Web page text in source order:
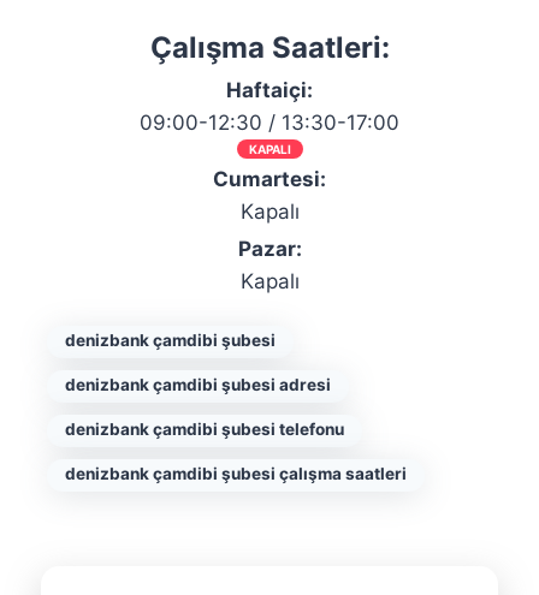
Çalışma Saatleri:
Haftaiçi:
09:00-12:30 / 13:30-17:00
KAPALI
Cumartesi:
Kapalı
Pazar:
Kapalı
denizbank çamdibi şubesi
denizbank çamdibi şubesi adresi
denizbank çamdibi şubesi telefonu
denizbank çamdibi şubesi çalışma saatleri